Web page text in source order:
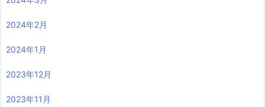
2024年2月
2024年1月
2023年12月
2023年11月